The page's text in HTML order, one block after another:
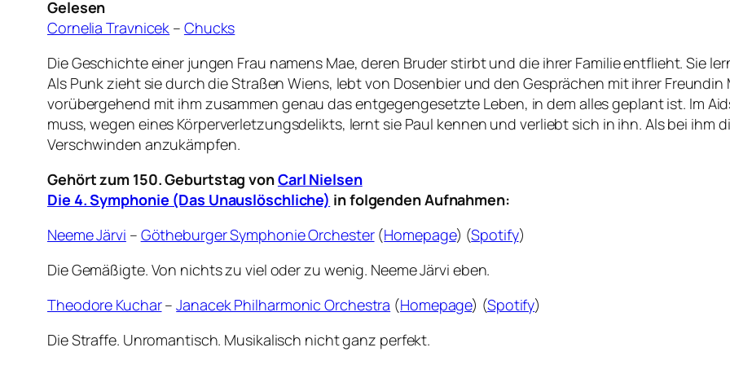
Gelesen
Cornelia Travnicek – Chucks
Die Geschichte einer jungen Frau namens Mae, deren Bruder stirbt und die ihrer Familie entflieht. Sie
Als Punk zieht sie durch die Straßen Wiens, lebt von Dosenbier und den Gesprächen mit ihrer
vorübergehend mit ihm zusammen genau das entgegengesetzte Leben, in dem alles geplant ist. Im
muss, wegen eines Körperverletzungsdelikts, lernt sie Paul kennen und verliebt sich in ihn. Als bei ihm
Verschwinden anzukämpfen.
Gehört zum 150. Geburtstag vonCarl Nielsen
Die 4. Symphonie (Das Unauslöschliche) in folgenden Aufnahmen:
Neeme Järvi – Götheburger Symphonie Orchester(Homepage) (Spotify)
Die Gemäßigte. Von nichts zu viel oder zu wenig. Neeme Järvi eben.
Theodore Kuchar–Janacek Philharmonic Orchestra (Homepage) (Spotify)
Die Straffe. Unromantisch. Musikalisch nicht ganz perfekt.